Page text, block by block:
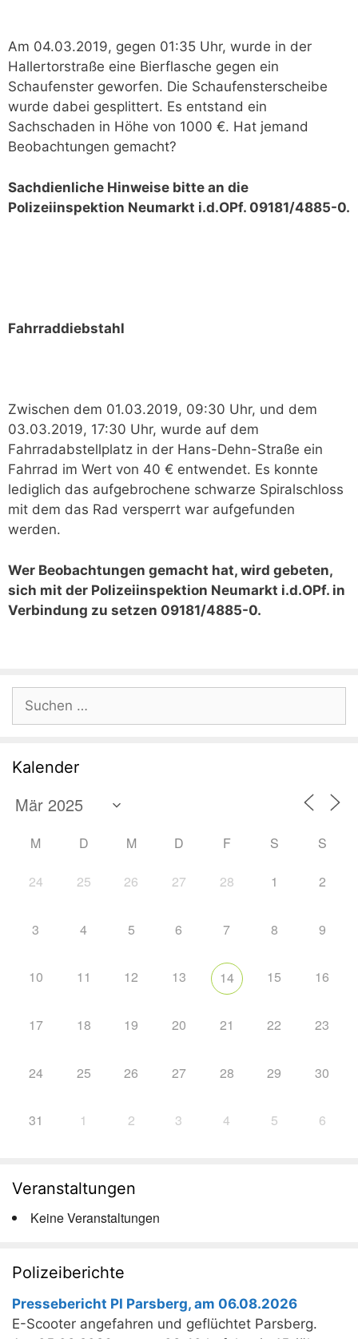
Am 04.03.2019, gegen 01:35 Uhr, wurde in der
Hallertorstraße eine Bierflasche gegen ein
Schaufenster geworfen. Die Schaufensterscheibe
wurde dabei gesplittert. Es entstand ein
Sachschaden in Höhe von 1000 €. Hat jemand
Beobachtungen gemacht?
Sachdienliche Hinweise bitte an die
Polizeiinspektion Neumarkt i.d.OPf. 09181/4885-0.
Fahrraddiebstahl
Zwischen dem 01.03.2019, 09:30 Uhr, und dem
03.03.2019, 17:30 Uhr, wurde auf dem
Fahrradabstellplatz in der Hans-Dehn-Straße ein
Fahrrad im Wert von 40 € entwendet. Es konnte
lediglich das aufgebrochene schwarze Spiralschloss
mit dem das Rad versperrt war aufgefunden
werden.
Wer Beobachtungen gemacht hat, wird gebeten,
sich mit der Polizeiinspektion Neumarkt i.d.OPf. in
Verbindung zu setzen 09181/4885-0.
Suchen
nach:
Kalender
M D M D F S S
24 25 26 27 28 1 2
3 4 5 6 7 8 9
10 11 12 13 14 15 16
17 18 19 20 21 22 23
24 25 26 27 28 29 30
31 1 2 3 4 5 6
Veranstaltungen
Keine Veranstaltungen
Polizeiberichte
Pressebericht PI Parsberg, am 06.08.2026
E-Scooter angefahren und geflüchtet Parsberg.